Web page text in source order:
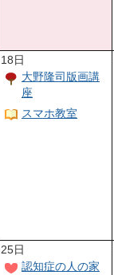
18日
大野隆司版画講
座
スマホ教室
25日
認知症の人の家